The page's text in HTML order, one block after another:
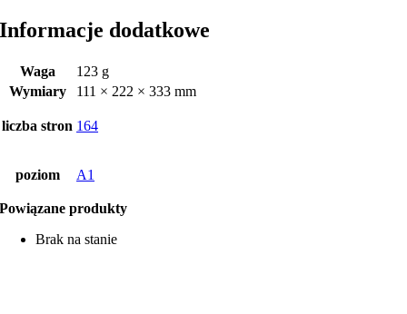
Informacje dodatkowe
Waga
123 g
Wymiary
111 × 222 × 333 mm
liczba stron 164
poziom A1
Powiązane produkty
Brak na stanie